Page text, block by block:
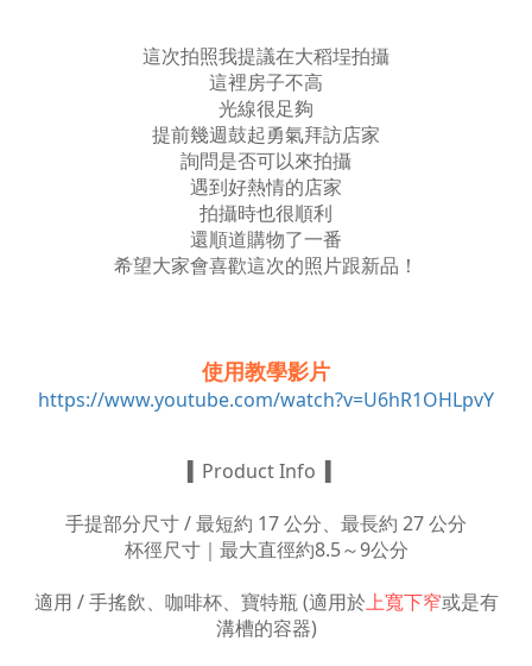
這次拍照我提議在大稻埕拍攝
這裡房子不高
光線很足夠
提前幾週鼓起勇氣拜訪店家
詢問是否可以來拍攝
遇到好熱情的店家
拍攝時也很順利
還順道購物了一番
希望大家會喜歡這次的照片跟新品！
使用教學影片
https://www.youtube.com/watch?v=U6hR1OHLpvY
▍Product Info ▍
手提部分尺寸 / 最短約 17 公分、最長約 27 公分
杯徑尺寸｜最大直徑約8.5～9公分
適用 / 手搖飲、咖啡杯、寶特瓶 (適用於上寬下窄或是有
溝槽的容器)